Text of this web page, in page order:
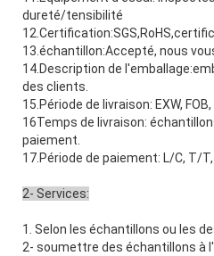
dureté/tensibilité
13.échantillon:Accepté, nous
14.Description de
des clients.
15.Période de livraison: EXW, FOB,
16Temps de livraison:
paiement.
17.Période de paiement: L/C, T/
2- Services:
1. Selon les échantillons ou les
2- soumettre des échantillons à